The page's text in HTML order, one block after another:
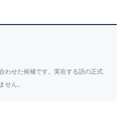
わせた候補です。実在する語の正式
せん。